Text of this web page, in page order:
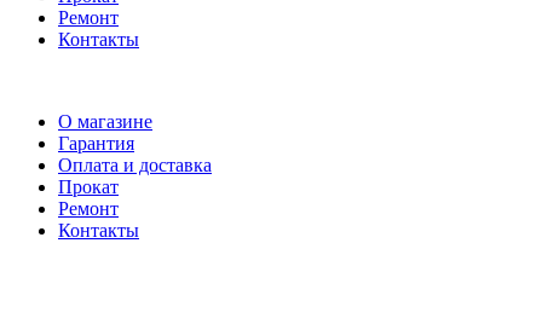
Ремонт
Контакты
О магазине
Гарантия
Оплата и доставка
Прокат
Ремонт
Контакты